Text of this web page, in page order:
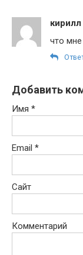
кирилл
что
Добавить
Имя *
Email *
Сайт
Комментарий